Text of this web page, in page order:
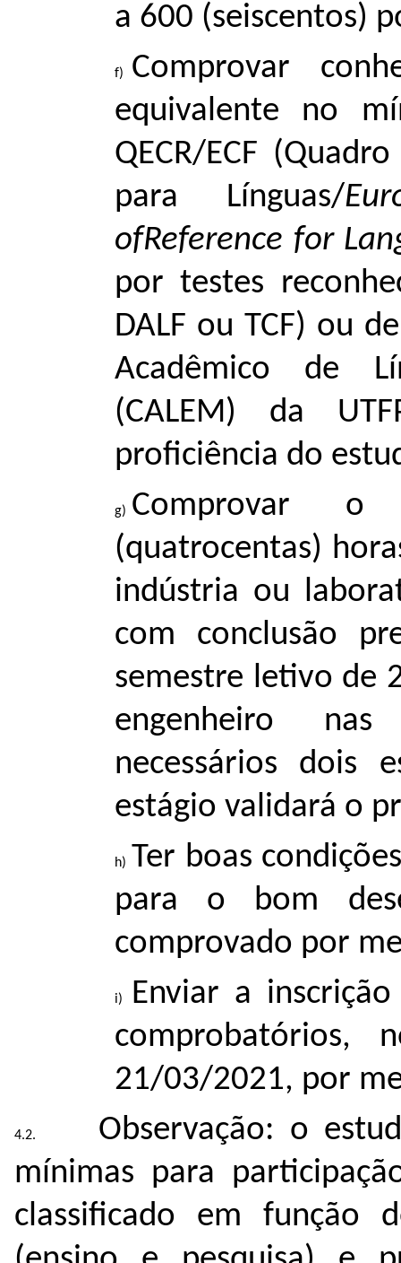
a 600 (seiscentos)
Comprovar
equivalente no
QECR/ECF
para Línguas/
ofReference for
por testes
DALF ou TCF) ou
Acadêmico de
(CALEM) da
proficiência do
Comprovar o
(quatrocentas)
indústria ou
com conclusão
semestre letivo de
engenheiro
necessários dois
estágio validará o
Ter boas
para o bom
comprovado por
Enviar a
comprobatórios,
21/03/2021, por
Observação: o
mínimas para
classificado em função